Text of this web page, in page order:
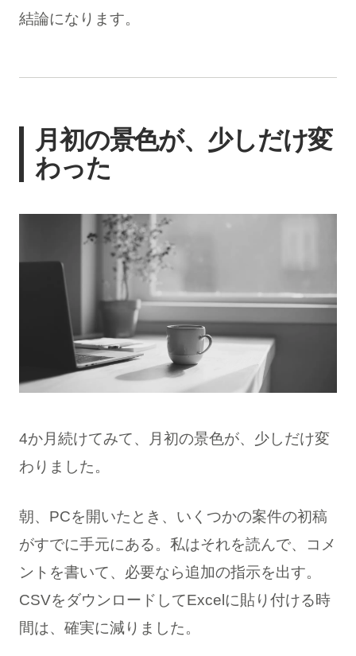
結論になります。
月初の景色が、少しだけ変
わった
4か月続けてみて、月初の景色が、少しだけ変
わりました。
朝、PCを開いたとき、いくつかの案件の初稿
がすでに手元にある。私はそれを読んで、コメ
ントを書いて、必要なら追加の指示を出す。
CSVをダウンロードしてExcelに貼り付ける時
間は、確実に減りました。